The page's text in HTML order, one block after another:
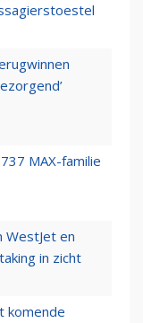
MAX-familie
WestJet en
in zicht
komende